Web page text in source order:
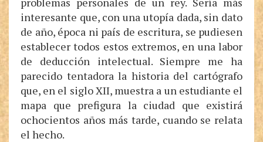
interesante que, con una utopía dada, sin dato
de año, época ni país de escritura, se pudiesen
establecer todos estos extremos, en una labor
de deducción intelectual. Siempre me ha
parecido tentadora la historia del cartógrafo
que, en el siglo XII, muestra a un estudiante el
mapa que prefigura la ciudad que existirá
ochocientos años más tarde, cuando se relata
el hecho.